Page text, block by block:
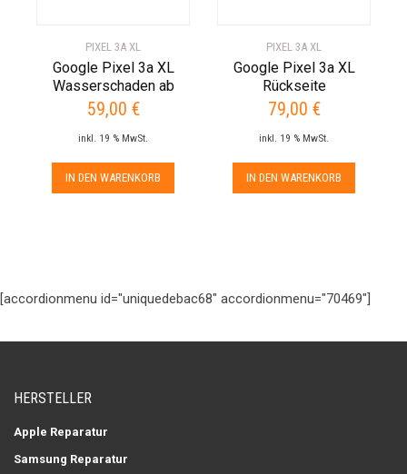
PIXEL 3A XL
Google Pixel 3a XL
Wasserschaden ab
59,00 €
inkl. 19 % MwSt.
IN DEN WARENKORB
PIXEL 3A XL
Google Pixel 3a XL
Rückseite
79,00 €
inkl. 19 % MwSt.
IN DEN WARENKORB
[accordionmenu id="uniquedebac68" accordionmenu="70469"]
HERSTELLER
Apple Reparatur
Samsung Reparatur